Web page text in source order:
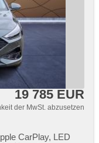
19 785 EUR
der MwSt. abzusetzen
CarPlay, LED